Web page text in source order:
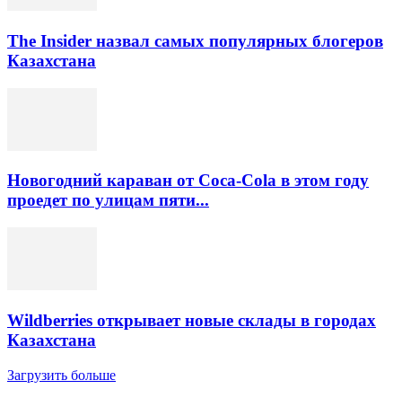
The Insider назвал самых популярных блогеров
Казахстана
Новогодний караван от Coca-Cola в этом году
проедет по улицам пяти...
Wildberries открывает новые склады в городах
Казахстана
Загрузить больше